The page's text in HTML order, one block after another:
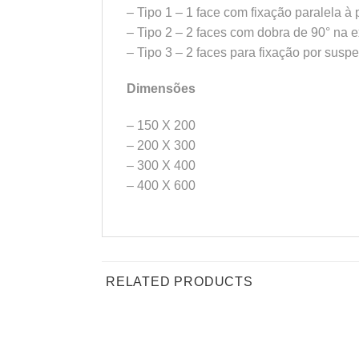
– Tipo 1 – 1 face com fixação paralela à
– Tipo 2 – 2 faces com dobra de 90° na
– Tipo 3 – 2 faces para fixação por
Dimensões
– 150 X 200
– 200 X 300
– 300 X 400
– 400 X 600
RELATED PRODUCTS